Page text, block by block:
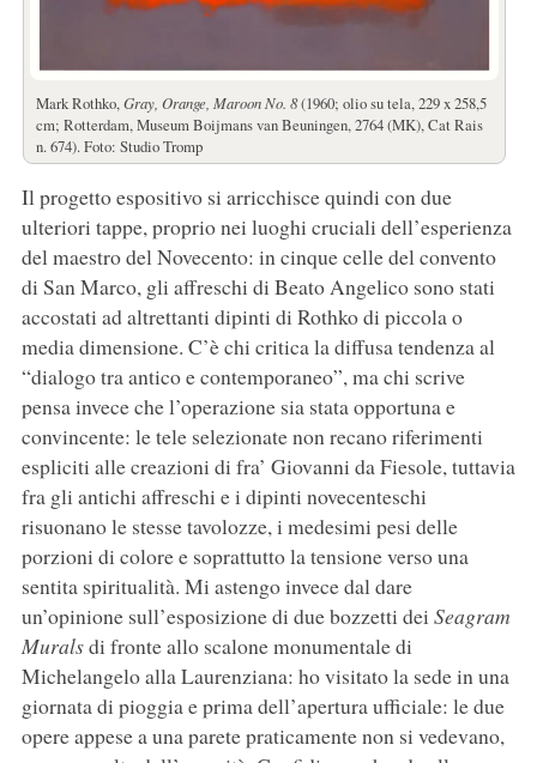
Mark Rothko, Gray, Orange, Maroon No. 8(1960; olio su tela, 229 x 258,5
cm; Rotterdam, Museum Boijmans van Beuningen, 2764 (MK), Cat Rais
n. 674). Foto: Studio Tromp
Il progetto espositivo si arricchisce quindi con due
ulteriori tappe, proprio nei luoghi cruciali dell’esperienza
del maestro del Novecento: in cinque celle del convento
di San Marco, gli affreschi di Beato Angelico sono stati
accostati ad altrettanti dipinti di Rothko di piccola o
media dimensione. C’è chi critica la diffusa tendenza al
“dialogo tra antico e contemporaneo”, ma chi scrive
pensa invece che l’operazione sia stata opportuna e
convincente: le tele selezionate non recano riferimenti
espliciti alle creazioni di fra’ Giovanni da Fiesole, tuttavia
fra gli antichi affreschi e i dipinti novecenteschi
risuonano le stesse tavolozze, i medesimi pesi delle
porzioni di colore e soprattutto la tensione verso una
sentita spiritualità. Mi astengo invece dal dare
un’opinione sull’esposizione di due bozzetti dei Seagram
Muralsdi fronte allo scalone monumentale di
Michelangelo alla Laurenziana: ho visitato la sede in una
giornata di pioggia e prima dell’apertura ufficiale: le due
opere appese a una parete praticamente non si vedevano,